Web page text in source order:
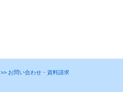
>> お問い合わせ・資料請求